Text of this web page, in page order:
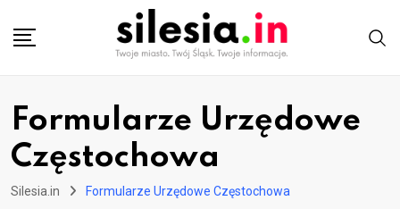
Formularze Urzędowe
Częstochowa
Silesia.in Formularze Urzędowe Częstochowa